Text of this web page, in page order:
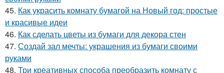
45. Как украсить комнату бумагой на Новый год: простые
и красивые идеи
46. Как сделать цветы из бумаги для декора стен
47. Создай зал мечты: украшения из бумаги своими
руками
48. Три креативных способа преобразить комнату с